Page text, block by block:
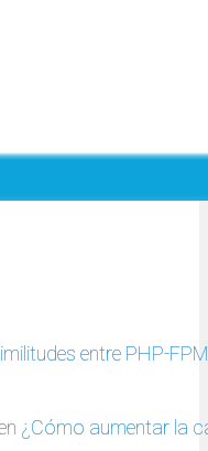
entre PHP-
¿Cómo aumentar la